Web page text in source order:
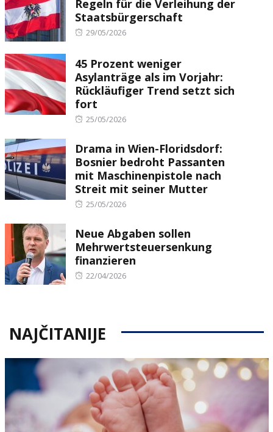
Regeln für die Verleihung der
Staatsbürgerschaft
Posted
29/05/2026
45 Prozent weniger
Asylanträge als im Vorjahr:
Rückläufiger Trend setzt sich
fort
Posted
25/05/2026
Drama in Wien-Floridsdorf:
Bosnier bedroht Passanten
mit Maschinenpistole nach
Streit mit seiner Mutter
Posted
25/05/2026
Neue Abgaben sollen
Mehrwertsteuersenkung
finanzieren
Posted
22/04/2026
NAJČITANIJE